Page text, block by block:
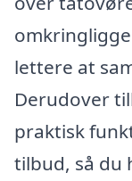
lettere at
Derudover
praktisk
tilbud, så du